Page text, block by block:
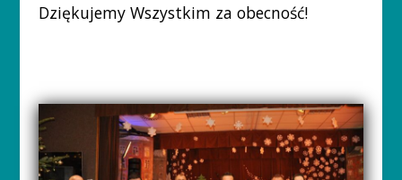
Dziękujemy Wszystkim za obecność!